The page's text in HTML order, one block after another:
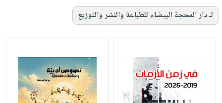
لـ دار المحجة البيضاء للطباعة والنشر والتوزيع